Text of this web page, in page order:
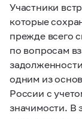
Участники
которые
прежде всего
по вопросам
одним из
России с
значимости. В